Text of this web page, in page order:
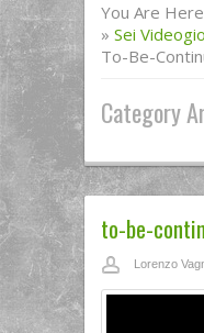
You Are
» Sei
To-Be-
Category
to-be-
Lorenzo